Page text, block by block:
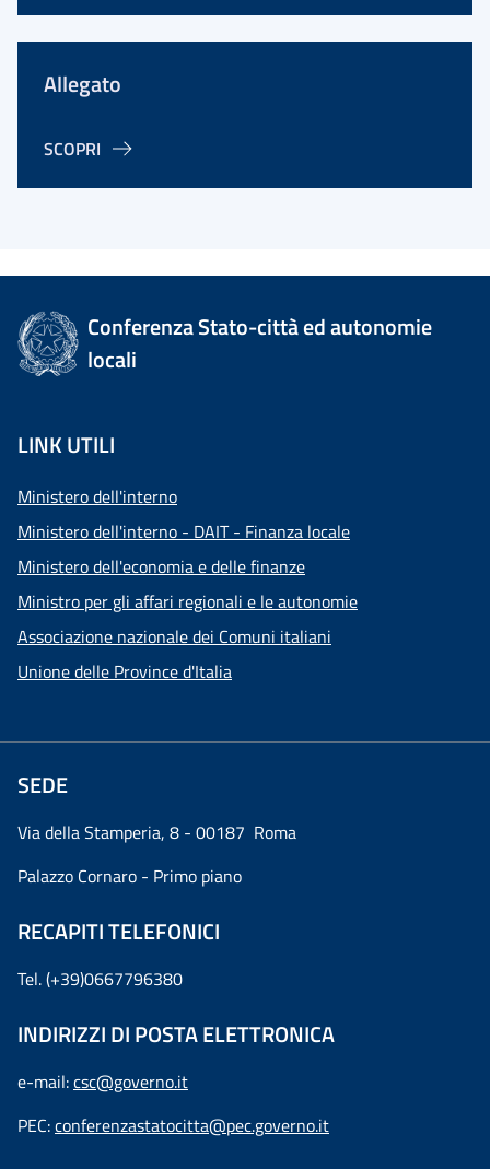
Allegato
SCOPRI
Conferenza Stato-città ed autonomie
locali
LINK UTILI
Ministero dell'interno
Ministero dell'interno - DAIT - Finanza locale
Ministero dell'economia e delle finanze
Ministro per gli affari regionali e le autonomie
Associazione nazionale dei Comuni italiani
Unione delle Province d'Italia
SEDE
Via della Stamperia, 8 - 00187 Roma
Palazzo Cornaro - Primo piano
RECAPITI TELEFONICI
Tel. (+39)0667796380
INDIRIZZI DI POSTA ELETTRONICA
e-mail:csc@governo.it
PEC:conferenzastatocitta@pec.governo.it